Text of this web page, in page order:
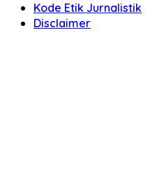
Kode Etik Jurnalistik
Disclaimer